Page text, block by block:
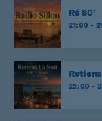
Never
Ré 80′
21:00 -
22:00 -